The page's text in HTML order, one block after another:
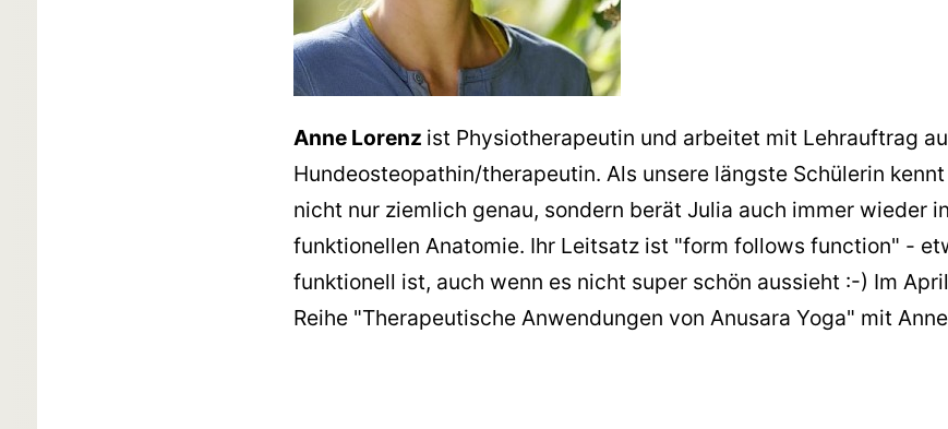
Anne Lorenz ist Physiotherapeutin und arbeitet mit Lehrauftrag
Hundeosteopathin/therapeutin. Als unsere längste Schülerin
nicht nur ziemlich genau, sondern berät Julia auch immer wieder
funktionellen Anatomie. Ihr Leitsatz ist "form follows function" -
funktionell ist, auch wenn es nicht super schön aussieht :-) Im
Reihe "Therapeutische Anwendungen von Anusara Yoga" mit